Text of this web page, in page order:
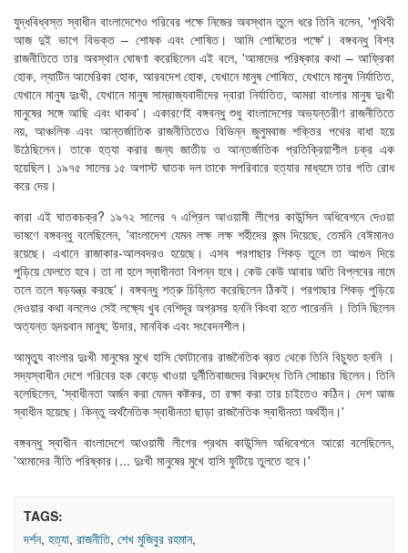
যুদ্ধবিধ্বস্ত স্বাধীন বাংলাদেশেও গরিবের পক্ষে নিজের অবস্থান তুলে ধরে তিনি বলেন, 'পৃথিবী
আজ দুই ভাগে বিভক্ত – শোষক এবং শোষিত। আমি শোষিতের পক্ষে'। বঙ্গবন্ধু বিশ্ব
রাজনীতিতে তার অবস্থান ঘোষণা করেছিলেন এই বলে, 'আমাদের পরিষ্কার কথা – আফ্রিকা
হোক, ল্যাটিন আমেরিকা হোক, আরবদেশ হোক, যেখানে মানুষ শোষিত, যেখানে মানুষ নির্যাতিত,
যেখানে মানুষ দুঃখী, যেখানে মানুষ সাম্রাজ্যবাদীদের দ্বারা নির্যাতিত, আমরা বাংলার মানুষ দুঃখী
মানুষের সঙ্গে আছি এবং থাকব'। একারণেই বঙ্গবন্ধু শুধু বাংলাদেশের অভ্যন্তরীণ রাজনীতিতে
নয়, আঞ্চলিক এবং আন্তর্জাতিক রাজনীতিতেও বিভিন্ন জুলুমবাজ শক্তির পথের বাধা হয়ে
উঠেছিলেন। তাকে হত্যা করার জন্য জাতীয় ও আন্তর্জাতিক প্রতিক্রিয়াশীল চক্র এক
হয়েছিল। ১৯৭৫ সালের ১৫ অগাস্ট ঘাতক দল তাকে সপরিবারে হত্যার মাধ্যমে তার গতি রোধ
করে দেয়।
কারা এই ঘাতকচক্র? ১৯৭২ সালের ৭ এপ্রিল আওয়ামী লীগের কাউন্সিল অধিবেশনে দেওয়া
ভাষণে বঙ্গবন্ধু বলেছিলেন, 'বাংলাদেশ যেমন লক্ষ লক্ষ শহীদের জন্ম দিয়েছে, তেমনি বেঈমানও
রয়েছে। এখানে রাজাকার-আলবদরও হয়েছে। এসব পরগাছার শিকড় তুলে তা আগুন দিয়ে
পুড়িয়ে ফেলতে হবে। তা না হলে স্বাধীনতা বিপন্ন হবে। কেউ কেউ আবার অতি বিপ্লবের নামে
তলে তলে ষড়যন্ত্র করছে'। বঙ্গবন্ধু শত্রু চিহ্নিত করেছিলেন ঠিকই। পরগাছার শিকড় পুড়িয়ে
দেওয়ার কথা বললেও সেই লক্ষ্যে খুব বেশিদূর অগ্রসর হননি কিংবা হতে পারেননি । তিনি ছিলেন
অত্যন্ত হৃদয়বান মানুষ; উদার, মানবিক এবং সংবেদনশীল।
আমৃত্যু বাংলার দুঃখী মানুষের মুখে হাসি ফোটানোর রাজনৈতিক ব্রত থেকে তিনি বিচ্যুত হননি ।
সদ্যস্বাধীন দেশে গরিবের হক কেড়ে খাওয়া দুর্নীতিবাজদের বিরুদ্ধে তিনি সোচ্চার ছিলেন। তিনি
বলেছিলেন, 'স্বাধীনতা অর্জন করা যেমন কষ্টকর, তা রক্ষা করা তার চাইতেও কঠিন। দেশ আজ
স্বাধীন হয়েছে। কিন্তু অর্থনৈতিক স্বাধীনতা ছাড়া রাজনৈতিক স্বাধীনতা অর্থহীন।'
বঙ্গবন্ধু স্বাধীন বাংলাদেশে আওয়ামী লীগের প্রথম কাউন্সিল অধিবেশনে আরো বলেছিলেন,
'আমাদের নীতি পরিষ্কার।... দুঃখী মানুষের মুখে হাসি ফুটিয়ে তুলতে হবে।'
TAGS:
দর্শন, হত্যা, রাজনীতি, শেখ মুজিবুর রহমান,